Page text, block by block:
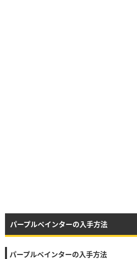
パープルペインターの入手方法
パープルペインターの入手方法